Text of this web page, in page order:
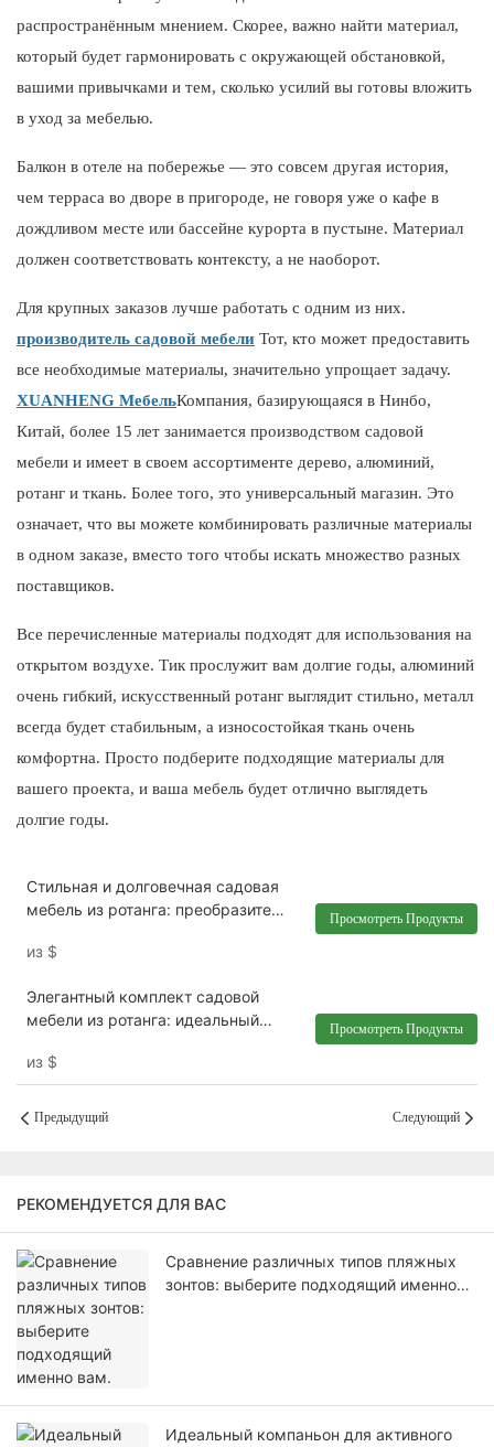
распространённым мнением. Скорее, важно найти материал,
который будет гармонировать с окружающей обстановкой,
вашими привычками и тем, сколько усилий вы готовы вложить
в уход за мебелью.
Балкон в отеле на побережье — это совсем другая история,
чем терраса во дворе в пригороде, не говоря уже о кафе в
дождливом месте или бассейне курорта в пустыне. Материал
должен соответствовать контексту, а не наоборот.
Для крупных заказов лучше работать с одним из них.
производитель садовой мебели Тот, кто может предоставить
все необходимые материалы, значительно упрощает задачу.
XUANHENG МебельКомпания, базирующаяся в Нинбо,
Китай, более 15 лет занимается производством садовой
мебели и имеет в своем ассортименте дерево, алюминий,
ротанг и ткань. Более того, это универсальный магазин. Это
означает, что вы можете комбинировать различные материалы
в одном заказе, вместо того чтобы искать множество разных
поставщиков.
Все перечисленные материалы подходят для использования на
открытом воздухе. Тик прослужит вам долгие годы, алюминий
очень гибкий, искусственный ротанг выглядит стильно, металл
всегда будет стабильным, а износостойкая ткань очень
комфортна. Просто подберите подходящие материалы для
вашего проекта, и ваша мебель будет отлично выглядеть
долгие годы.
Стильная и долговечная садовая
мебель из ротанга: преобразите
сегодня XH-G017
из $
Просмотреть Продукты
Элегантный комплект садовой
мебели из ротанга: идеальный
воздухе XH-G016
из $
Просмотреть Продукты
Предыдущий Следующий
РЕКОМЕНДУЕТСЯ ДЛЯ ВАС
Сравнение различных типов пляжных
зонтов: выберите подходящий именно
Идеальный компаньон для активного